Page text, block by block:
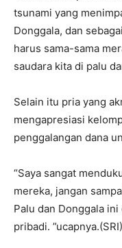
tsunami yang
Donggala, dan
harus sama-sama
saudara kita di palu
Selain itu pria yang
mengapresiasi
penggalangan dana
“Saya sangat
mereka, jangan
Palu dan Donggala
pribadi. ”ucapnya.(SRI)